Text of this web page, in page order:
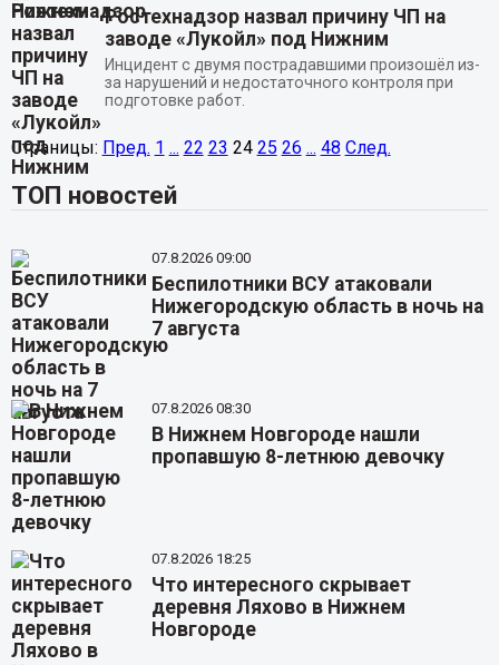
Ростехнадзор назвал причину ЧП на
заводе «Лукойл» под Нижним
Инцидент с двумя пострадавшими произошёл из-
за нарушений и недостаточного контроля при
подготовке работ.
Страницы: Пред. 1 ... 22 23 24 25 26 ... 48 След.
ТОП новостей
07.8.2026 09:00
Беспилотники ВСУ атаковали
Нижегородскую область в ночь на
7 августа
07.8.2026 08:30
В Нижнем Новгороде нашли
пропавшую 8-летнюю девочку
07.8.2026 18:25
Что интересного скрывает
деревня Ляхово в Нижнем
Новгороде